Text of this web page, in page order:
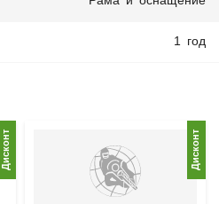
1 год
Дисконт Дисконт